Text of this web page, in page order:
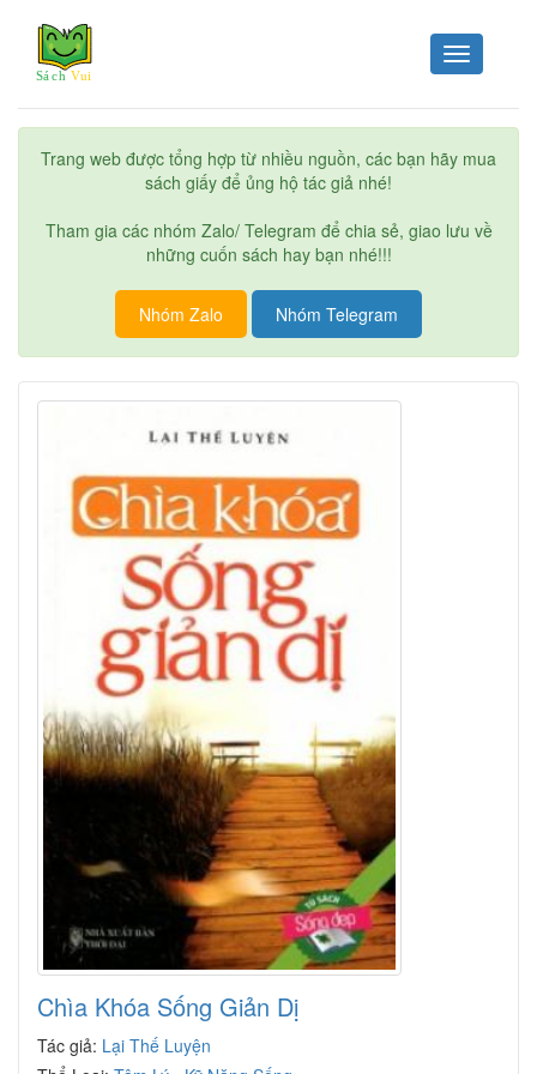
Toggle
navigation
Trang web được tổng hợp từ nhiều nguồn, các bạn hãy mua
sách giấy để ủng hộ tác giả nhé!
Tham gia các nhóm Zalo/ Telegram để chia sẻ, giao lưu về
những cuốn sách hay bạn nhé!!!
Nhóm Zalo Nhóm Telegram
Chìa Khóa Sống Giản Dị
Tác giả: Lại Thế Luyện